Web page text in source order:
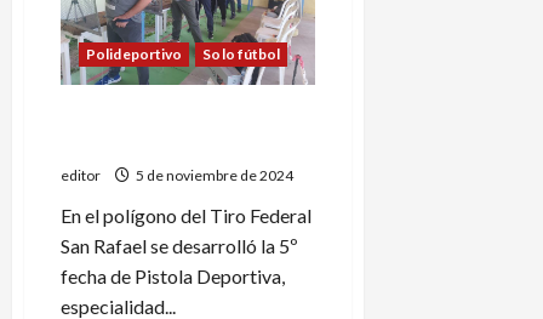
Polideportivo Solo fútbol
editor 5 de noviembre de 2024
En el polígono del Tiro Federal
San Rafael se desarrolló la 5º
fecha de Pistola Deportiva,
especialidad...